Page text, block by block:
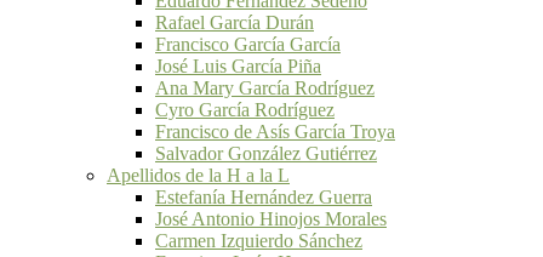
Rafael García Durán
Francisco García García
José Luis García Piña
Ana Mary García Rodríguez
Cyro García Rodríguez
Francisco de Asís García Troya
Salvador González Gutiérrez
Apellidos de la H a la L
Estefanía Hernández Guerra
José Antonio Hinojos Morales
Carmen Izquierdo Sánchez